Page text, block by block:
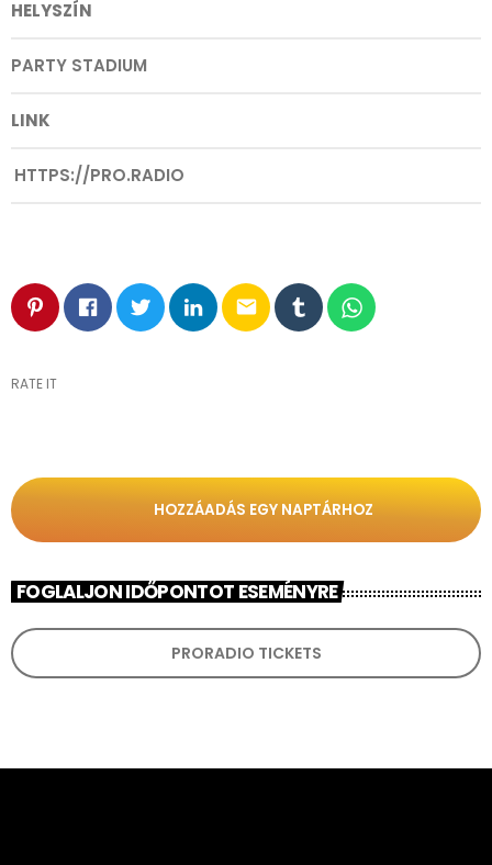
HELYSZÍN
PARTY STADIUM
LINK
HTTPS://PRO.RADIO
email
RATE IT
HOZZÁADÁS EGY NAPTÁRHOZ
FOGLALJON IDŐPONTOT ESEMÉNYRE
PRORADIO TICKETS